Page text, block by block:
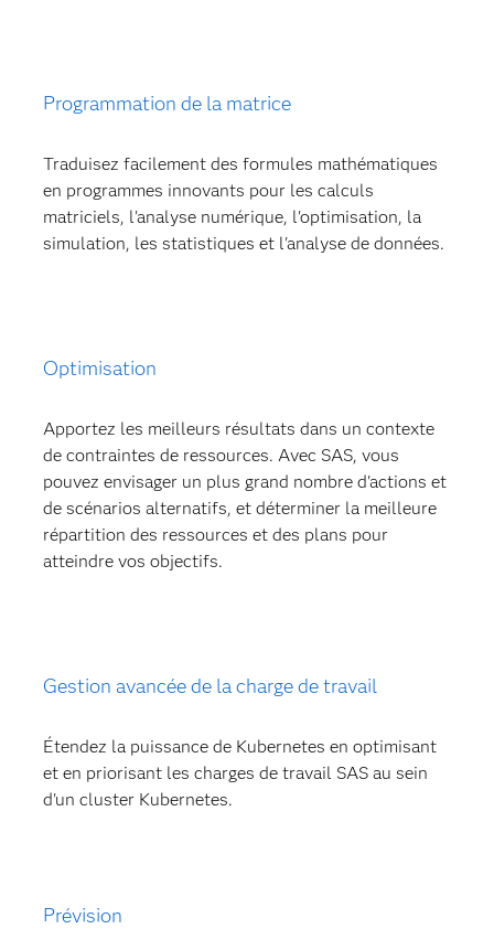
Programmation de la matrice
Traduisez facilement des formules mathématiques
en programmes innovants pour les calculs
matriciels, l'analyse numérique, l'optimisation, la
simulation, les statistiques et l'analyse de données.
Optimisation
Apportez les meilleurs résultats dans un contexte
de contraintes de ressources. Avec SAS, vous
pouvez envisager un plus grand nombre d'actions et
de scénarios alternatifs, et déterminer la meilleure
répartition des ressources et des plans pour
atteindre vos objectifs.
Gestion avancée de la charge de travail
Étendez la puissance de Kubernetes en optimisant
et en priorisant les charges de travail SAS au sein
d'un cluster Kubernetes.
Prévision